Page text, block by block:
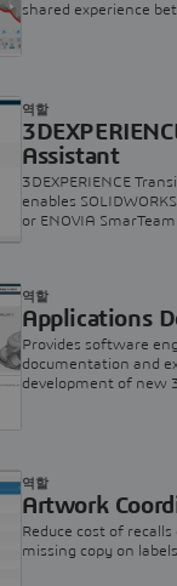
shared experience
Assistant
3DEXPERIENCE
enables
or ENOVIA
역할
Applications
Provides software
documentation and
development of new
역할
Artwork
Reduce cost of
missing copy on labels
역할